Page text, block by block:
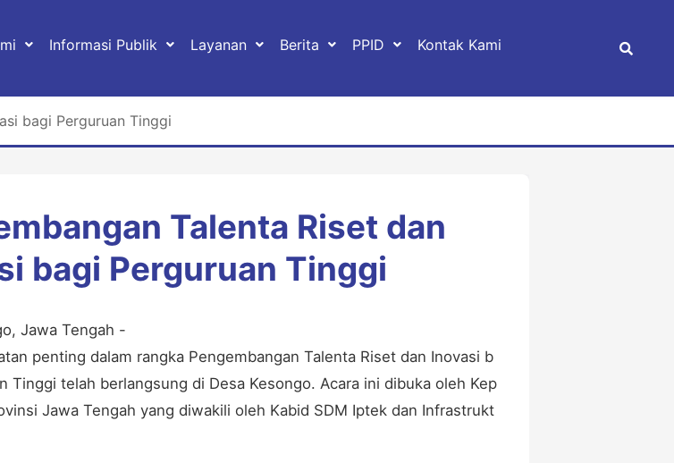
Informasi Publik Layanan Berita PPID Kontak Kami
bagi Perguruan Tinggi
Talenta Riset dan
bagi Perguruan Tinggi
Jawa Tengah -
penting dalam rangka Pengembangan Talenta Riset dan Inovasi b
Tinggi telah berlangsung di Desa Kesongo. Acara ini dibuka oleh Kep
Jawa Tengah yang diwakili oleh Kabid SDM Iptek dan Infrastrukt